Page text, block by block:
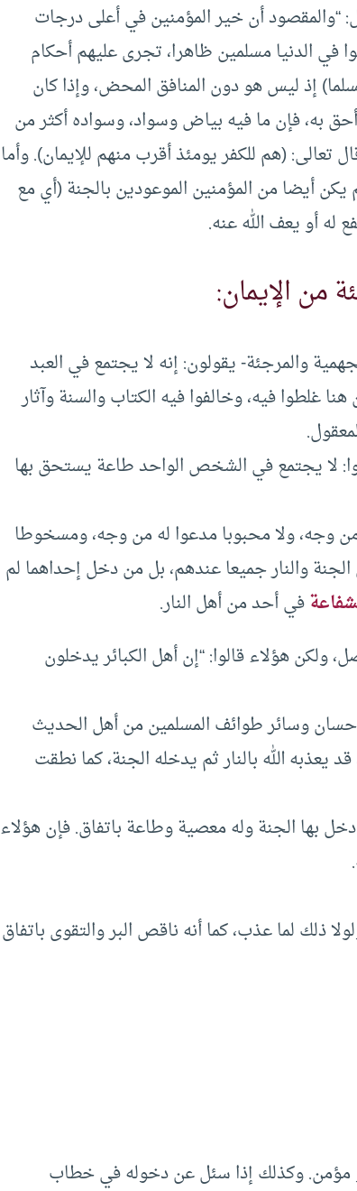
“والمقصود أن خير المؤمنين في أعلى درجات
في الدنيا مسلمين ظاهرا، تجرى عليهم أحكام
إذ ليس هو دون المنافق المحض، وإذا كان
به، فإن ما فيه بياض وسواد، وسواده أكثر من
تعالى: (هم للكفر يومئذ أقرب منهم للإيمان). وأما
يكن أيضا من المؤمنين الموعودين بالجنة (أي مع
له أو يعف الله عنه.
من الإيمان:
والمرجئة- يقولون: إنه لا يجتمع في العبد
غلطوا فيه، وخالفوا فيه الكتاب والسنة وآثار
لا يجتمع في الشخص الواحد طاعة يستحق بها
وجه، ولا محبوبا مدعوا له من وجه، ومسخوطا
والنار جميعا عندهم، بل من دخل إحداهما لم
في أحد من أهل النار.
ولكن هؤلاء قالوا: “إن أهل الكبائر يدخلون
وسائر طوائف المسلمين من أهل الحديث
يعذبه الله بالنار ثم يدخله الجنة، كما نطقت
بها الجنة وله معصية وطاعة باتفاق. فإن هؤلاء
ذلك لما عذب، كما أنه ناقص البر والتقوى باتفاق
مؤمن. وكذلك إذا سئل عن دخوله في خطاب